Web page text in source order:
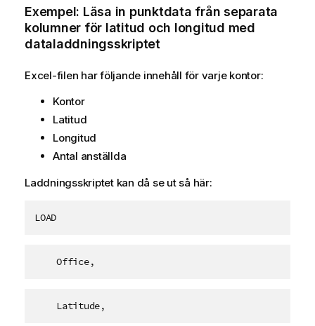
Exempel: Läsa in punktdata från separata
kolumner för latitud och longitud med
dataladdningsskriptet
Excel-filen har följande innehåll för varje kontor:
Kontor
Latitud
Longitud
Antal anställda
Laddningsskriptet kan då se ut så här:
LOAD
    Office,
    Latitude,